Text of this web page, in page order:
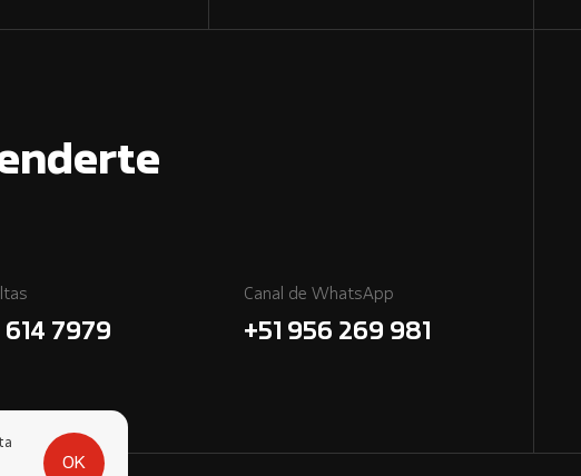
614 7979
Canal de WhatsApp
+51 956 269 981
OK